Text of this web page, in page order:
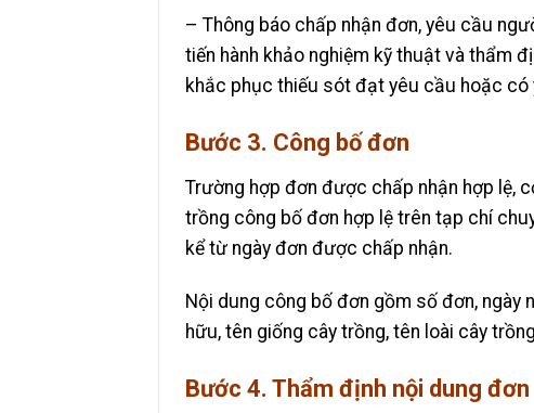
– Thông báo chấp nhận đơn, yêu cầu
tiến hành khảo nghiệm kỹ thuật và thẩm
khắc phục thiếu sót đạt yêu cầu hoặc có
Bước 3. Công bố đơn
Trường hợp đơn được chấp nhận hợp lệ,
trồng công bố đơn hợp lệ trên tạp chí
kể từ ngày đơn được chấp nhận.
Nội dung công bố đơn gồm số đơn, ngày
hữu, tên giống cây trồng, tên loài cây
Bước 4. Thẩm định nội dung đơn